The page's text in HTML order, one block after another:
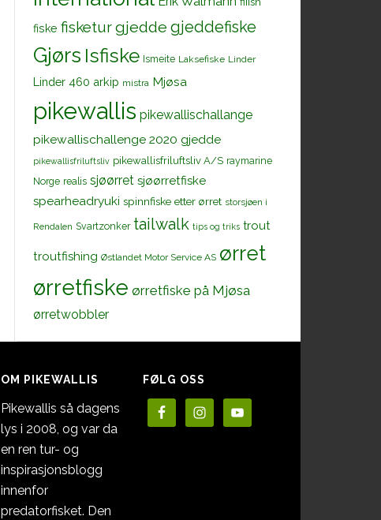
fiske fisketurgjedde gjeddefiske
Gjørs Isfiske Ismeite Laksefiske Linder
Linder 460 arkip mistra Mjøsa
pikewallis pikewallischallange
pikewallischallenge 2020 gjedde
pikewallisfriluftsliv pikewallisfriluftsliv A/S raymarine
Norge realis sjøørret sjøørretfiske
spearheadryuki spinnfiske etter ørret storsjøen i
Rendalen Svartzonker tailwalk tips og triks trout
troutfishing Østlandet Motor Service AS ørret
ørretfiske ørretfiske på Mjøsa
ørretwobbler
OM PIKEWALLIS
Pikewallis så dagens
lys i 2008, og var da
en ren tur- og
inspirasjonsblogg
innenfor
predatorfisket. Den
FØLG OSS